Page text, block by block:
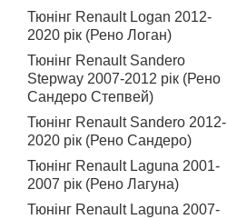
Тюнінг Renault Logan 2012-
2020 рік (Рено Логан)
Тюнінг Renault Sandero
Stepway 2007-2012 рік (Рено
Сандеро Степвей)
Тюнінг Renault Sandero 2012-
2020 рік (Рено Сандеро)
Тюнінг Renault Laguna 2001-
2007 рік (Рено Лагуна)
Тюнінг Renault Laguna 2007-